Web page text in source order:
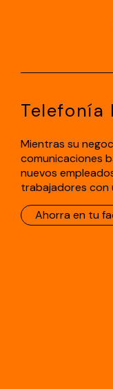
Telefonía
Mientras su
comunicaciones
nuevos
trabajadores con
Ahorra en tu